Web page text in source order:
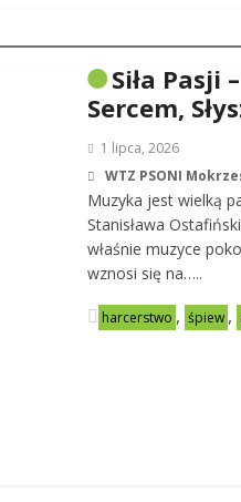
Siła Pasji
Sercem,
1 lipca, 2026
WTZ PSONI
Muzyka jest wielką
Stanisława
właśnie muzyce
wznosi się na…..
harcerstwo , śpiew ,